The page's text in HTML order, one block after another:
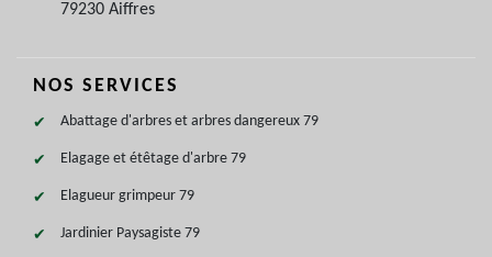
79230 Aiffres
NOS SERVICES
Abattage d'arbres et arbres dangereux 79
Elagage et étêtage d'arbre 79
Elagueur grimpeur 79
Jardinier Paysagiste 79